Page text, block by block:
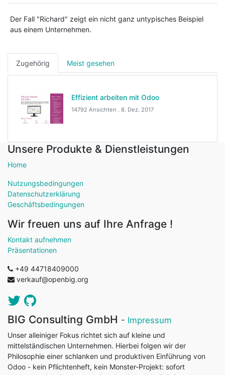
Der Fall "Richard" zeigt ein nicht ganz untypisches Beispiel
aus einem Unternehmen.
Zugehörig Meist gesehen
Effizient arbeiten mit Odoo
14792 Ansichten . 8. Dez. 2017
Unsere Produkte & Dienstleistungen
Home
Nutzungsbedingungen
Datenschutzerklärung
Geschäftsbedingungen
Wir freuen uns auf Ihre Anfrage !
Kontakt aufnehmen
Präsentationen
+49 44718409000
verkauf@openbig.org
BIG Consulting GmbH - Impressum
Unser alleiniger Fokus richtet sich auf kleine und
mittelständischen Unternehmen. Hierbei folgen wir der
Philosophie einer schlanken und produktiven Einführung von
Odoo - kein Pflichtenheft, kein Monster-Projekt: sofort